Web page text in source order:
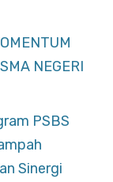
NEGERI
PSBS
Sinergi